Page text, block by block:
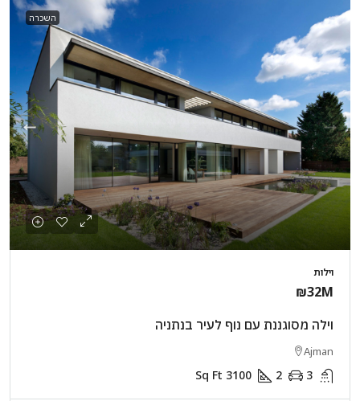
השכרה
וילות
₪32M
וילה מסוגננת עם נוף לעיר בנתניה
Ajman
3
2
3100
Sq Ft